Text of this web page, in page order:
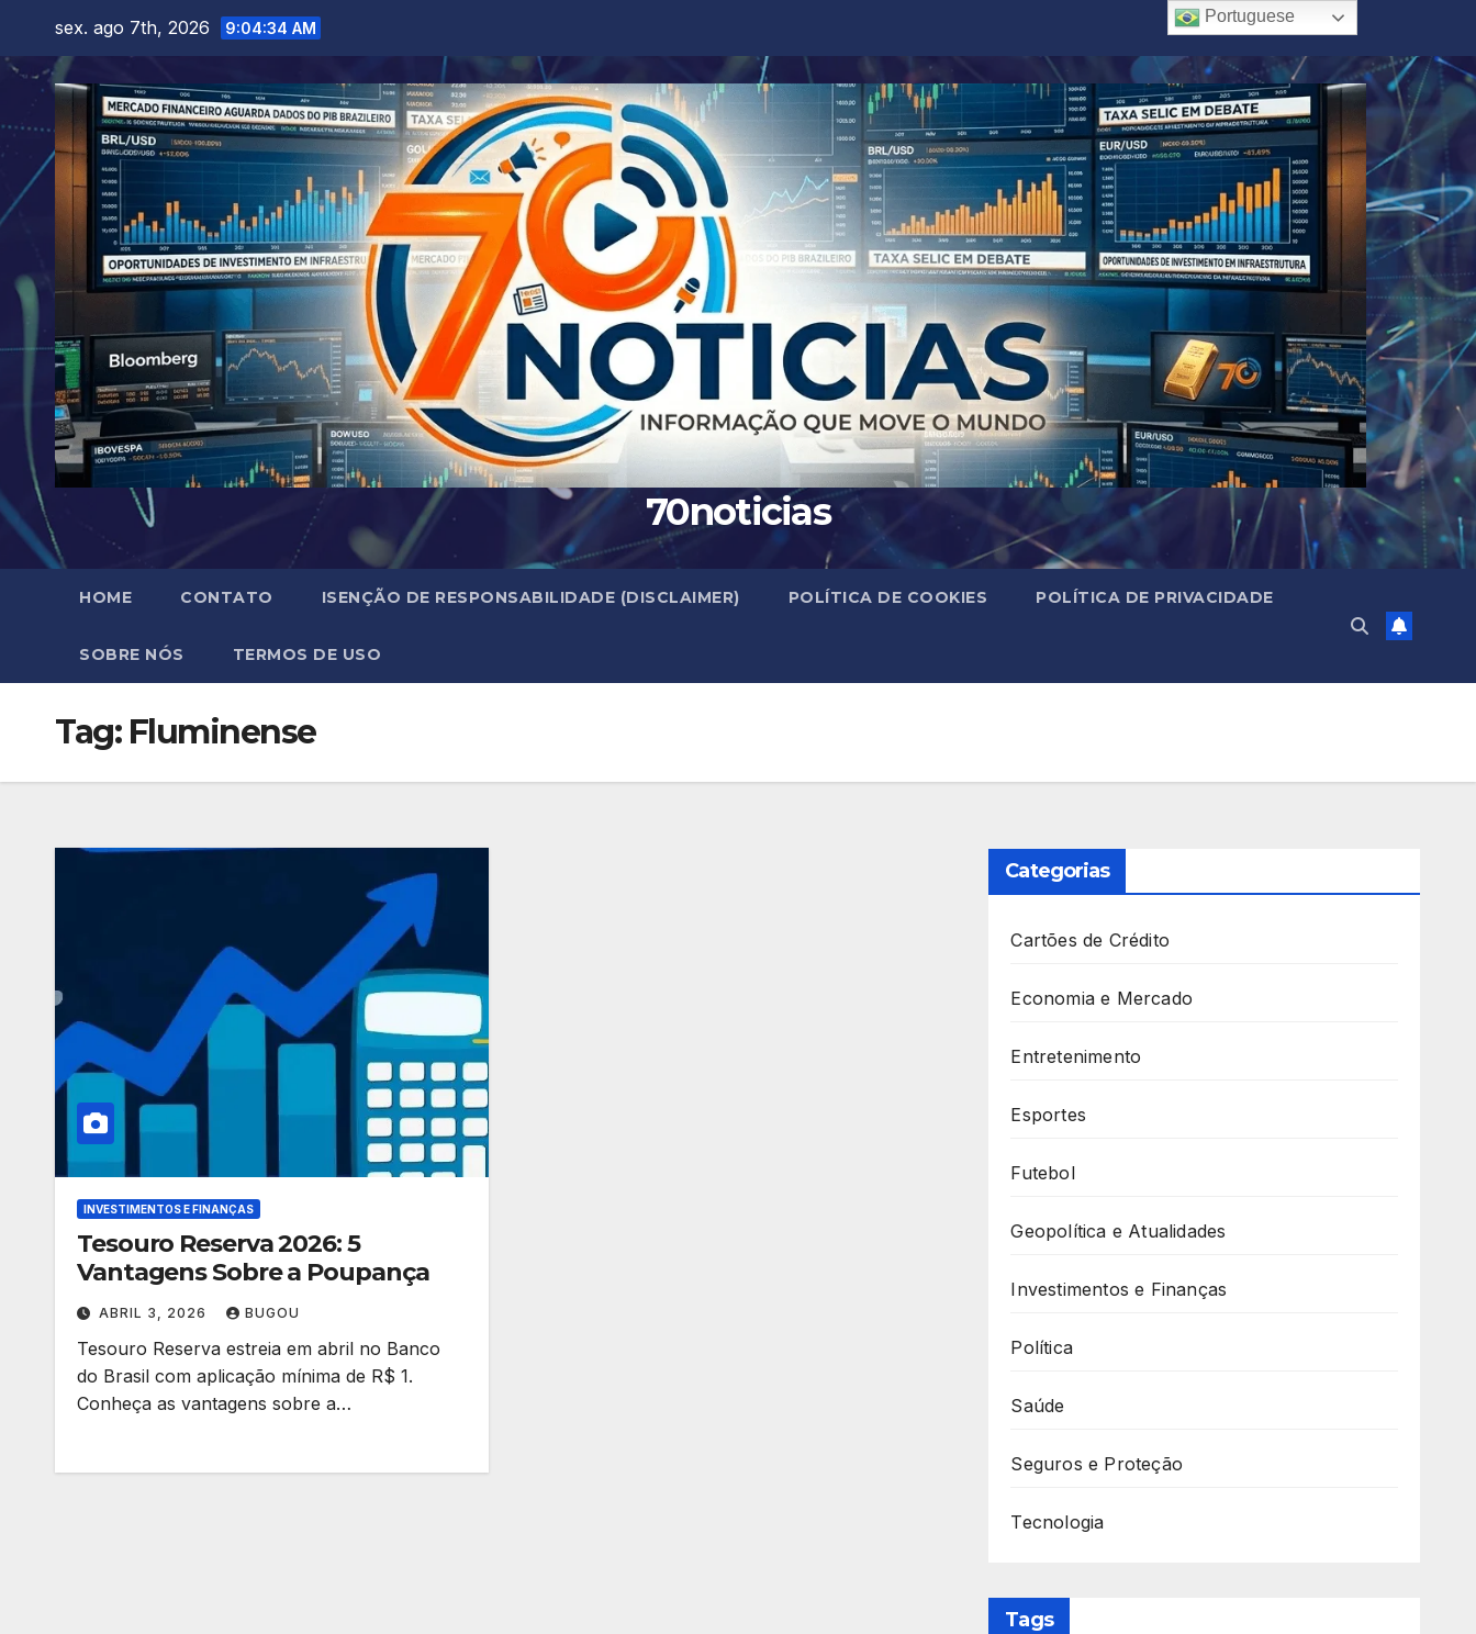
content
sex. ago 7th, 2026 9:04:35 AM
70noticias
HOME CONTATO ISENÇÃO DE RESPONSABILIDADE (DISCLAIMER) POLÍTICA DE COOKIES POLÍTICA DE PRIVACIDADE
SOBRE NÓS TERMOS DE USO
Tag: Fluminense
INVESTIMENTOS E FINANÇAS
Tesouro Reserva 2026: 5
Vantagens Sobre a Poupança
ABRIL 3, 2026 BUGOU
Tesouro Reserva estreia em abril no Banco
do Brasil com aplicação mínima de R$ 1.
Conheça as vantagens sobre a…
Categorias
Cartões de Crédito
Economia e Mercado
Entretenimento
Esportes
Futebol
Geopolítica e Atualidades
Investimentos e Finanças
Política
Saúde
Seguros e Proteção
Tecnologia
Tags
Portuguese